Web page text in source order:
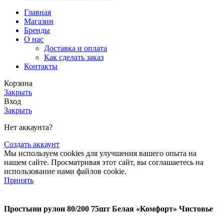
Главная
Магазин
Бренды
О нас
Доставка и оплата
Как сделать заказ
Контакты
Корзина
Закрыть
Вход
Закрыть
Нет аккаунта?
Создать аккаунт
Мы используем cookies для улучшения вашего опыта на
нашем сайте. Просматривая этот сайт, вы соглашаетесь на
использование нами файлов cookie.
Принять
Простыни рулон 80/200 75шт Белая «Комфорт» Чистовье